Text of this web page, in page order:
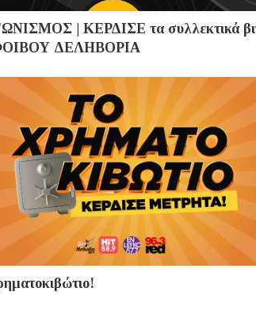
| ΚΕΡΔΙΣΕ τα συλλεκτικά
ΔΕΛΗΒΟΡΙΑ